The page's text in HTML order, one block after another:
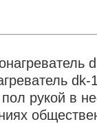
пол рукой в